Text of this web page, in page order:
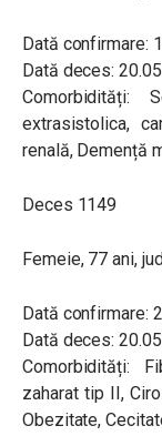
Dată confirmare:
Dată deces:
Comorbidități:
extrasistolica,
renală, Demență
Deces 1149
Femeie, 77 ani,
Dată confirmare:
Dată deces:
Comorbidități:
zaharat tip II,
Obezitate,